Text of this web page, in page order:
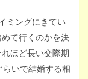
ミングにきてい
て行くのかを決
ほど長い交際期
いで結婚する相